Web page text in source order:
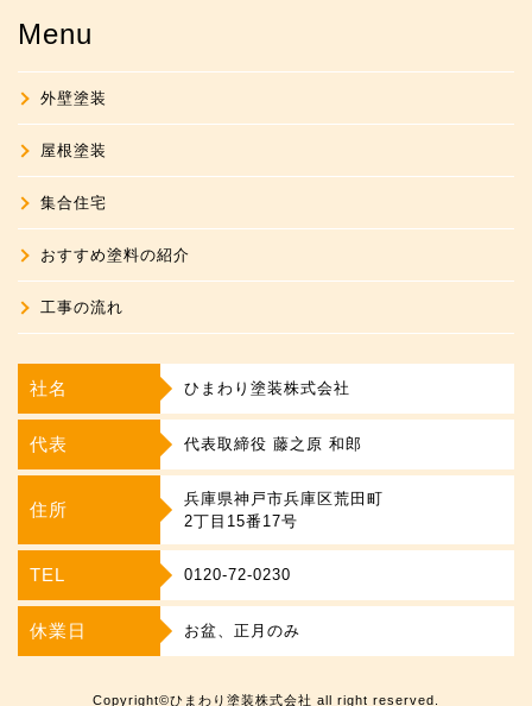
Menu
外壁塗装
屋根塗装
集合住宅
おすすめ塗料の紹介
工事の流れ
社名 ひまわり塗装株式会社
代表 代表取締役 藤之原 和郎
住所
兵庫県神戸市兵庫区荒田町
2丁目15番17号
TEL 0120-72-0230
休業日 お盆、正月のみ
Copyright©ひまわり塗装株式会社 all right reserved.